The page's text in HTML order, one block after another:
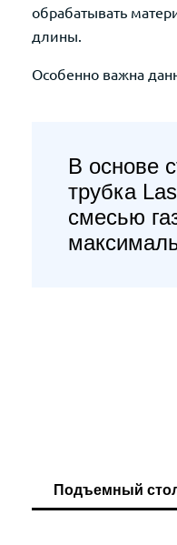
обрабатывать
длины.
Особенно важна
В основе
трубка
смесью
Подъемный